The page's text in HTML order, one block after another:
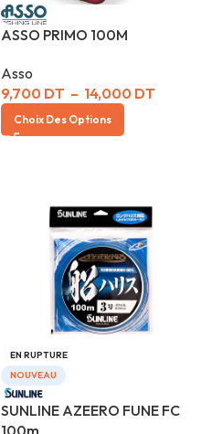
ASSO PRIMO 100M
Asso
9,700 DT – 14,000 DT
Choix Des Options
EN RUPTURE
NOUVEAU
SUNLINE AZEERO FUNE FC
100m